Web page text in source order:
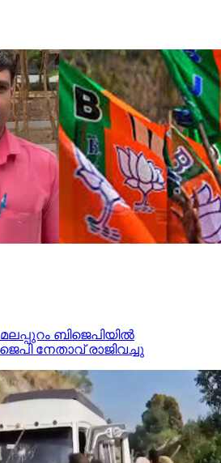
ബിജെപിയില്‍
നേതാവ് രാജിവച്ചു